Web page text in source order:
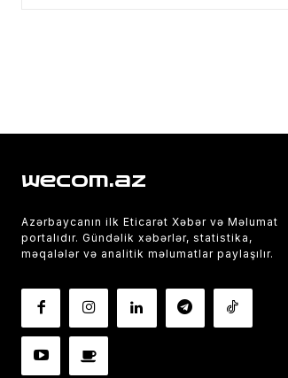
wecom.az
Azərbaycanın ilk Eticarət Xəbər və Məlumat
portalıdır. Gündəlik xəbərlər, statistika,
məqalələr və analitik məlumatlar paylaşılır.